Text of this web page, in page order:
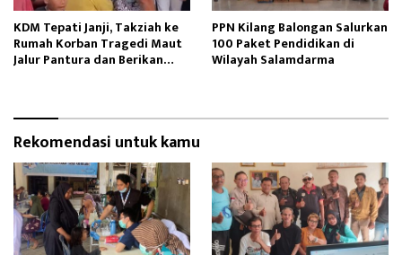
KDM Tepati Janji, Takziah ke
Rumah Korban Tragedi Maut
Jalur Pantura dan Berikan
PPN Kilang Balongan Salurkan
100 Paket Pendidikan di
Wilayah Salamdarma
Rekomendasi untuk kamu